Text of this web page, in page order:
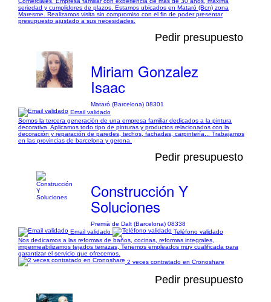
seriedad y cumplidores de plazos. Estamos ubicados en Mataró (Bcn) zona
Maresme. Realizamos visita sin compromiso con el fin de poder presentar
presupuesto ajustado a sus necesidades.
Pedir presupuesto
Miriam Gonzalez
Isaac
Mataró (Barcelona) 08301
Email validado
Somos la tercera generación de una empresa familiar dedicados a la pintura
decorativa. Aplicamos todo tipo de pinturas y productos relacionados con la
decoración y reparación de paredes, techos, fachadas, carpintería... Trabajamos
en las provincias de barcelona y gerona.
Pedir presupuesto
Construcción Y
Soluciones
Premià de Dalt (Barcelona) 08338
Email validado
Teléfono validado
Nos dedicamos a las reformas de baños, cocinas, reformas integrales,
impermeabilizamos tejados terrazas, Tenemos empleados muy cualificada para
garantizar el servicio que ofrecemos.
2 veces contratado en Cronoshare
Pedir presupuesto